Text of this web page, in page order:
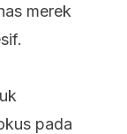
merek
pada